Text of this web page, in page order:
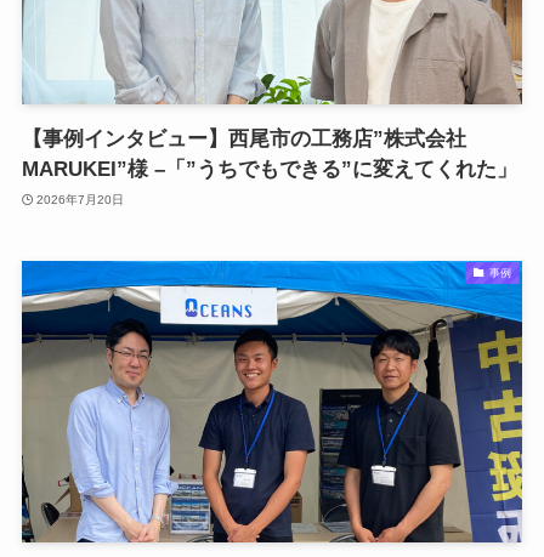
【事例インタビュー】西尾市の工務店”株式会社
MARUKEI”様 –「”うちでもできる”に変えてくれた」
2026年7月20日
事例